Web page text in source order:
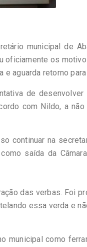
municipal de
oficiamente os
aguarda retorno
de
com Nildo, a não
continuar na
saída da
das verbas. Foi
essa verda e
municipal como